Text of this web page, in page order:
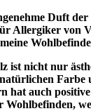
Duft
Allergiker von
ist nicht nur
Farbe
hat auch